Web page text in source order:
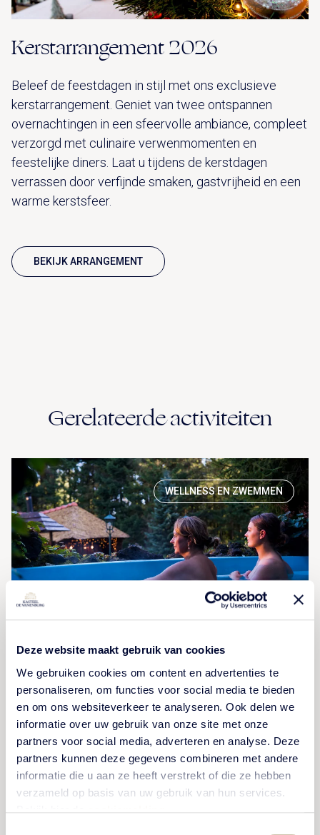
Deze website maakt gebruik van cookies
We gebruiken cookies om content en advertenties te
personaliseren, om functies voor social media te bieden
en om ons websiteverkeer te analyseren. Ook delen we
informatie over uw gebruik van onze site met onze
partners voor social media, adverteren en analyse. Deze
partners kunnen deze gegevens combineren met andere
informatie die u aan ze heeft verstrekt of die ze hebben
verzameld op basis van uw gebruik van hun services.
Kerstarrangement 2026
Beleef de feestdagen in stijl met ons exclusieve
kerstarrangement. Geniet van twee ontspannen
overnachtingen in een sfeervolle ambiance, compleet
verzorgd met culinaire verwenmomenten en
feestelijke diners. Laat u tijdens de kerstdagen
verrassen door verfijnde smaken, gastvrijheid en een
warme kerstsfeer.
BEKIJK ARRANGEMENT
Gerelateerde activiteiten
WELLNESS EN ZWEMMEN
Sauna Drôme
Geniet van ultieme ontspanning bij Sauna Drôme in
Putten. Met authentieke sauna's, zwembaden en
massagemogelijkheden geniet u van een Finse
beleving op de Veluwe. Op slechts 15 minuten van
Kasteel De Vanenburg.